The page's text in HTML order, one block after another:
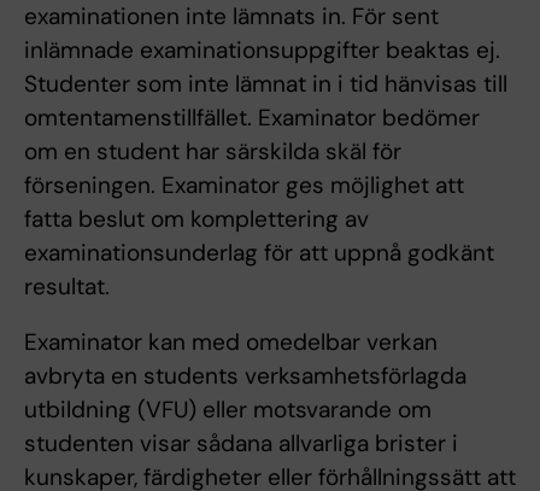
examinationen inte lämnats in. För sent
inlämnade examinationsuppgifter beaktas ej.
Studenter som inte lämnat in i tid hänvisas till
omtentamenstillfället. Examinator bedömer
om en student har särskilda skäl för
förseningen. Examinator ges möjlighet att
fatta beslut om komplettering av
examinationsunderlag för att uppnå godkänt
resultat.
Examinator kan med omedelbar verkan
avbryta en students verksamhetsförlagda
utbildning (VFU) eller motsvarande om
studenten visar sådana allvarliga brister i
kunskaper, färdigheter eller förhållningssätt att